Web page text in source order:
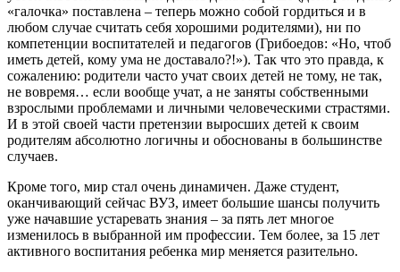
«галочка» поставлена – теперь можно собой гордиться и в
любом случае считать себя хорошими родителями), ни по
компетенции воспитателей и педагогов (Грибоедов: «Но, чтоб
иметь детей, кому ума не доставало?!»). Так что это правда, к
сожалению: родители часто учат своих детей не тому, не так,
не вовремя… если вообще учат, а не заняты собственными
взрослыми проблемами и личными человеческими страстями.
И в этой своей части претензии выросших детей к своим
родителям абсолютно логичны и обоснованы в большинстве
случаев.
Кроме того, мир стал очень динамичен. Даже студент,
оканчивающий сейчас ВУЗ, имеет большие шансы получить
уже начавшие устаревать знания – за пять лет многое
изменилось в выбранной им профессии. Тем более, за 15 лет
активного воспитания ребенка мир меняется разительно.